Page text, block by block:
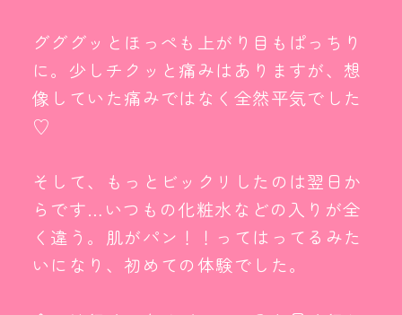
グググッとほっぺも上がり目もぱっちり
に。少しチクッと痛みはありますが、想
像していた痛みではなく全然平気でした
♡
そして、もっとビックリしたのは翌日か
らです…いつもの化粧水などの入りが全
く違う。肌がパン！！ってはってるみた
いになり、初めての体験でした。